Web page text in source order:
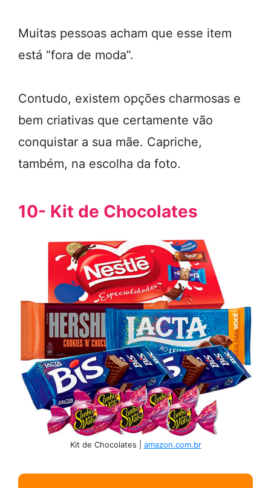
Muitas pessoas acham que esse item
está “fora de moda”.
Contudo, existem opções charmosas e
bem criativas que certamente vão
conquistar a sua mãe. Capriche,
também, na escolha da foto.
10- Kit de Chocolates
Kit de Chocolates | amazon.com.br